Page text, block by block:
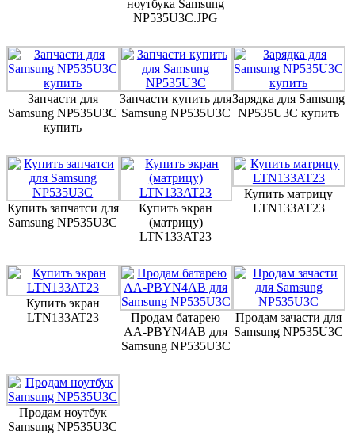
ноутбука Samsung
NP535U3C.JPG
Запчасти для
Samsung NP535U3C
купить
Запчасти купить для
Samsung NP535U3C
Зарядка для Samsung
NP535U3C купить
Купить запчатси для
Samsung NP535U3C
Купить экран
(матрицу)
LTN133AT23
Купить матрицу
LTN133AT23
Купить экран
LTN133AT23
Продам батарею
AA-PBYN4AB для
Samsung NP535U3C
Продам зачасти для
Samsung NP535U3C
Продам ноутбук
Samsung NP535U3C